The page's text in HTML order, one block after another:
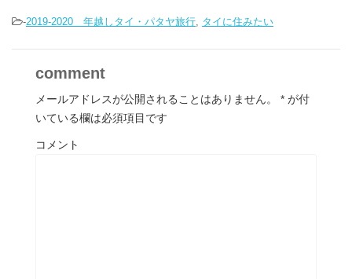
-2019-2020 年越しタイ・パタヤ旅行 タイに住みたい
comment
メールアドレスが公開されることはありません。 * が付
いている欄は必須項目です
コメント